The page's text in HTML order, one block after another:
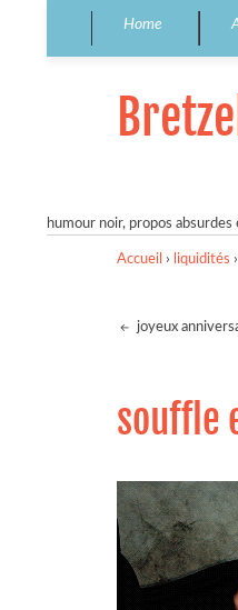
Home
humour noir, propos
Accueil › liquidités ›
joyeux
souffle